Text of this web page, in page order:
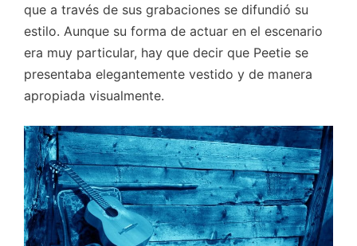
que a través de sus grabaciones se difundió su
estilo. Aunque su forma de actuar en el escenario
era muy particular, hay que decir que Peetie se
presentaba elegantemente vestido y de manera
apropiada visualmente.